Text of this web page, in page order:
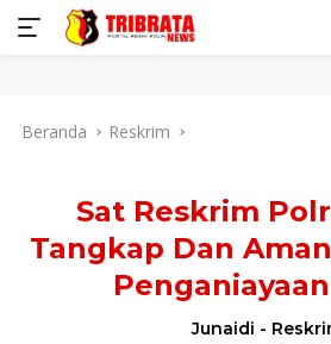
Beranda Reskrim
Sat Reskrim
Tangkap Dan
Junaidi -